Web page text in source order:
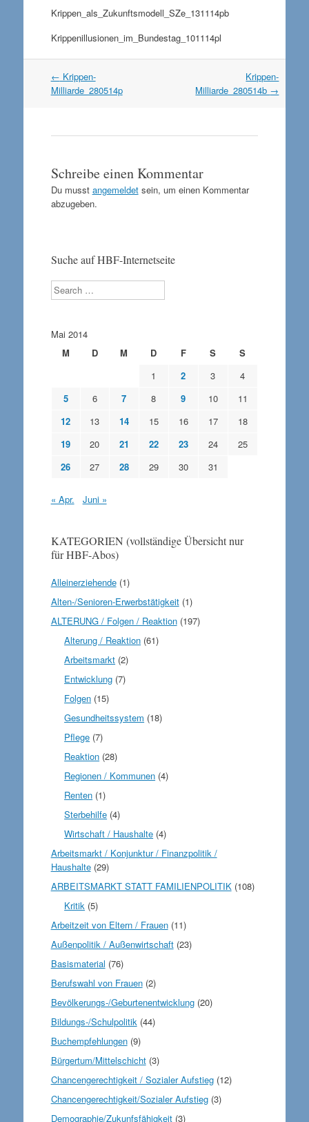
Krippen_als_Zukunftsmodell_SZe_131114pb
Krippenillusionen_im_Bundestag_101114pl
Artikel
Navigation
← Krippen-
Milliarde_280514p
Krippen-
Milliarde_280514b →
Schreibe einen Kommentar
Du musst angemeldetsein, um einen Kommentar
abzugeben.
Suche auf HBF-Internetseite
Search
Mai 2014
M
D M D F S
S
1
2 3
4
5
6 7 8 9 10
11
12
13 14 15 16 17
18
19
20 21 22 23 24
25
26
27 28 29 30 31
« Apr. Juni »
KATEGORIEN (vollständige Übersicht nur
für HBF-Abos)
Alleinerziehende(1)
Alten-/Senioren-Erwerbstätigkeit(1)
ALTERUNG / Folgen / Reaktion(197)
Alterung / Reaktion (61)
Arbeitsmarkt (2)
Entwicklung (7)
Folgen (15)
Gesundheitssystem (18)
Pflege (7)
Reaktion (28)
Regionen / Kommunen (4)
Renten (1)
Sterbehilfe (4)
Wirtschaft / Haushalte (4)
Arbeitsmarkt / Konjunktur / Finanzpolitik /
Haushalte(29)
ARBEITSMARKT STATT FAMILIENPOLITIK(108)
Kritik (5)
Arbeitzeit von Eltern / Frauen(11)
Außenpolitik / Außenwirtschaft(23)
Basismaterial (76)
Berufswahl von Frauen(2)
Bevölkerungs-/Geburtenentwicklung(20)
Bildungs-/Schulpolitik (44)
Buchempfehlungen(9)
Bürgertum/Mittelschicht(3)
Chancengerechtigkeit / Sozialer Aufstieg(12)
Chancengerechtigkeit/Sozialer Aufstieg(3)
Demographie/Zukunfsfähigkeit(3)